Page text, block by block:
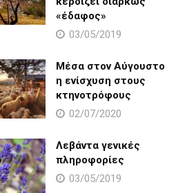
«έδαφος»
03/05/2019
Μέσα στον Αύγουστο
η ενίσχυση στους
κτηνοτρόφους
02/07/2020
Λεβάντα γενικές
πληροφορίες
03/05/2019